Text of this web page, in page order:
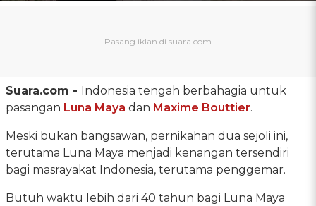
Suara.com - Indonesia tengah berbahagia untuk
pasangan Luna Maya dan Maxime Bouttier.
Meski bukan bangsawan, pernikahan dua sejoli ini,
terutama Luna Maya menjadi kenangan tersendiri
bagi masrayakat Indonesia, terutama penggemar.
Butuh waktu lebih dari 40 tahun bagi Luna Maya